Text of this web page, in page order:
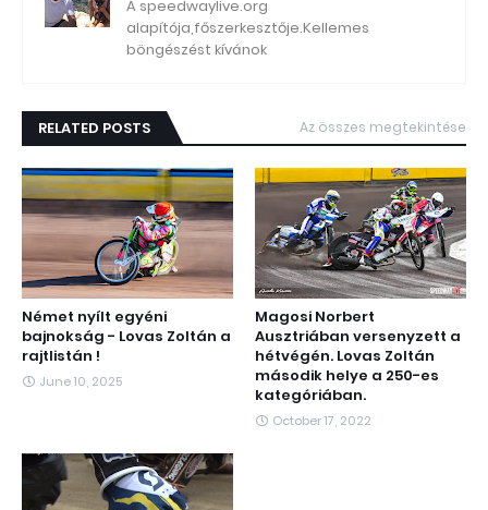
A speedwaylive.org
alapítója,főszerkesztője.Kellemes
böngészést kívánok
RELATED POSTS Az összes megtekintése
Német nyílt egyéni
bajnokság - Lovas Zoltán a
rajtlistán !
June 10, 2025
Magosi Norbert
Ausztriában versenyzett a
hétvégén. Lovas Zoltán
második helye a 250-es
kategóriában.
October 17, 2022